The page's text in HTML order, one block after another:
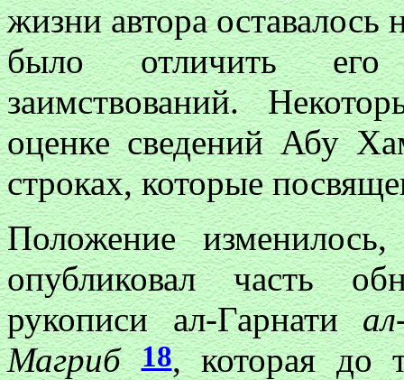
жизни автора
было отличить
заимствований.
оценке сведений Абу
строках, которые
Положение
опубликовал часть
рукописи ал-Гарнати
Магриб
18, которая до